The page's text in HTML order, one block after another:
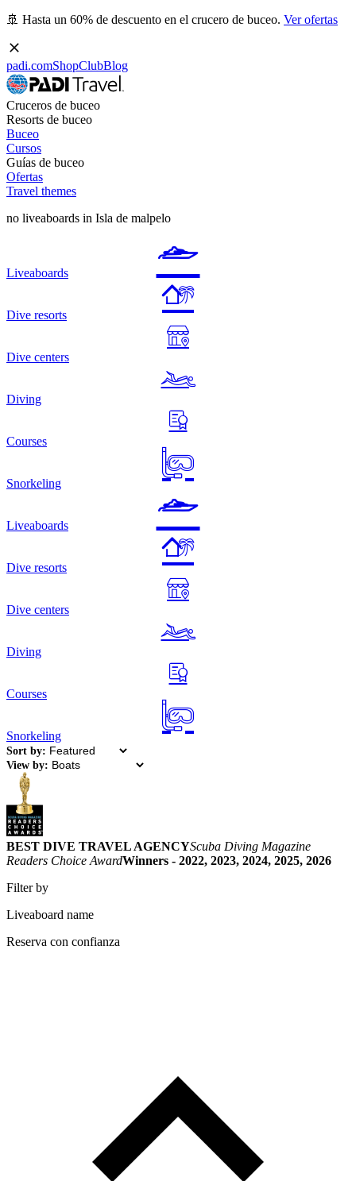
🚢 Hasta un 60% de descuento en el crucero de buceo. Ver ofertas
padi.comShopClubBlog
Cruceros de buceo
Resorts de buceo
Buceo
Cursos
Guías de buceo
Ofertas
Travel themes
no liveaboards in Isla de malpelo
Liveaboards
Dive resorts
Dive centers
Diving
Courses
Snorkeling
Liveaboards
Dive resorts
Dive centers
Diving
Courses
Snorkeling
Sort by:
View by:
BEST DIVE TRAVEL AGENCYScuba Diving Magazine
Readers Choice AwardWinners - 2022, 2023, 2024, 2025, 2026
Filter by
Liveaboard name
Reserva con confianza